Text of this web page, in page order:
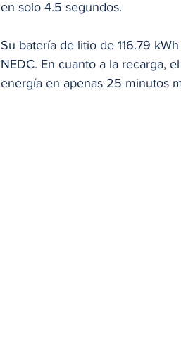
en solo 4.5 segundos.
Su batería de litio de 116.79
NEDC. En cuanto a la recarga,
energía en apenas 25 minutos